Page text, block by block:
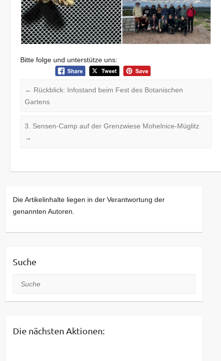
Bitte folge und unterstütze uns:
← Rückblick: Infostand beim Fest des Botanischen
Gartens
3. Sensen-Camp auf der Grenzwiese Mohelnice-Müglitz
→
Die Artikelinhalte liegen in der Verantwortung der
genannten Autoren.
Suche
Suche
Die nächsten Aktionen: